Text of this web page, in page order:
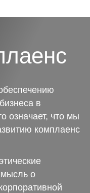
в
означает, что мы
комплаенс
о